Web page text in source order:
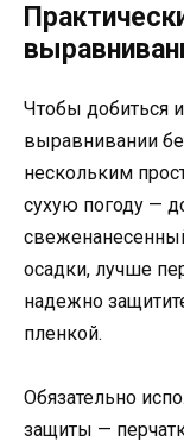
Чтобы добиться
выравнивании
нескольким
сухую погоду —
осадки, лучше
надежно
пленкой.
Обязательно
защиты —